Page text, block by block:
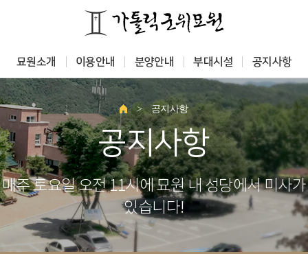
묘원소개 이용안내 분양안내 부대시설 공지사항
> 공지사항
공지사항
매주 토요일 오전 11시에 묘원 내 성당에서 미사가
있습니다!